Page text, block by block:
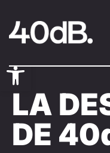
Abrir barra de
contenido
LA
DE